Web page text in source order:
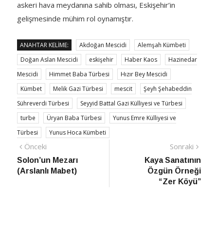
askeri hava meydanına sahib olması, Eskişehir’in
gelişmesinde mühim rol oynamıştır.
ANAHTAR KELIME: Akdoğan Mescidi
Alemşah Kümbeti
Doğan Aslan Mescidi
eskişehir Haber Kaos
Hazinedar
Mescidi
Himmet Baba Türbesi
Hızır Bey Mescidi
Kümbet
Melik Gazi Türbesi mescit
Şeyh Şehabeddin
Sühreverdi Türbesi
Seyyid Battal Gazi Külliyesi ve Türbesi
turbe
Üryan Baba Türbesi
Yunus Emre Külliyesi ve
Türbesi
Yunus Hoca Kümbeti
Yazı
gezinmesi
Önceki
haber
Solon’un Mezarı
(Arslanlı Mabet)
Sonraki
Kaya Sanatının
Özgün Örneği
“Zer Köyü”